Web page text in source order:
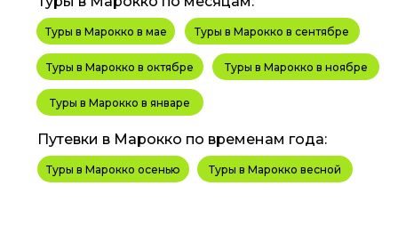
Туры в Марокко в сентябре
Туры в Марокко в октябре Туры в Марокко в ноябре
Туры в Марокко в январе
Туры в Марокко в мае
Туры в Марокко осенью Туры в Марокко весной
Путевки в Марокко по временам года: